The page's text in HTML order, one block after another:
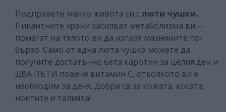
Подправете малко живота си слюти чушки.
Пикантните храни засилват метаболизма ви –
помагат на тялото ви да изгаря мазнините по-
бързо. Само от една люта чушка можете да
получите достатъчно бета каротин за целия ден и
ДВА ПЪТИ повече витамин С, отколкото ви е
необходим за деня. Добри са за кожата, косата,
ноктите и талията!